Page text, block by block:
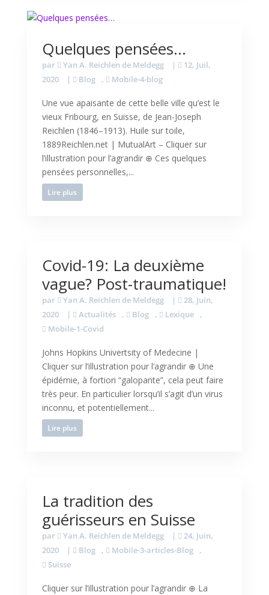
Quelques pensées…
par Yan A. Reichlen de Meldegg |
12, Juil,
2020
| Blog , Mobile-4-blog
Une vue apaisante de cette belle ville qu’est le
vieux Fribourg, en Suisse, de Jean-Joseph
Reichlen (1846–1913). Huile sur toile,
1889Reichlen.net | MutualArt – Cliquer sur
l’illustration pour l’agrandir ⊕ Ces quelques
pensées personnelles,...
Lire plus
Covid-19: La deuxième
vague? Post-traumatique!
par Yan A. Reichlen de Meldegg |
28, Juin,
2020
| Actualités , Blog , Lexique
,
Mobile-1-Covid
Johns Hopkins Univertsity of Medecine |
Cliquer sur l’illustration pour l’agrandir ⊕ Une
épidémie, à fortiori “galopante”, cela peut faire
très peur. En particulier lorsqu’il s’agit d’un virus
inconnu, et potentiellement...
Lire plus
La tradition des
guérisseurs en Suisse
par Yan A. Reichlen de Meldegg |
24, Juin,
2020
| Blog , Mobile-3-articles-Blog
,
Suisse
Cliquer sur l’illustration pour l’agrandir ⊕ La